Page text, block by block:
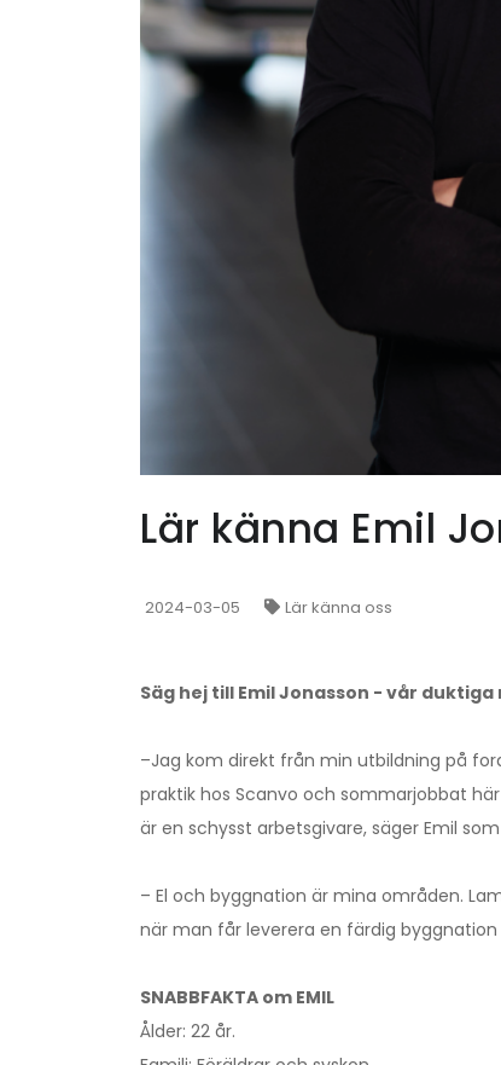
Lär känna Emil
2024-03-05 Lär känna oss
Säg hej till Emil Jonasson - vår
–Jag kom direkt från min utbildning på
praktik hos Scanvo och sommarjobbat
är en schysst arbetsgivare, säger Emil
– El och byggnation är mina områden.
när man får leverera en färdig
SNABBFAKTA om EMIL
Ålder: 22 år.